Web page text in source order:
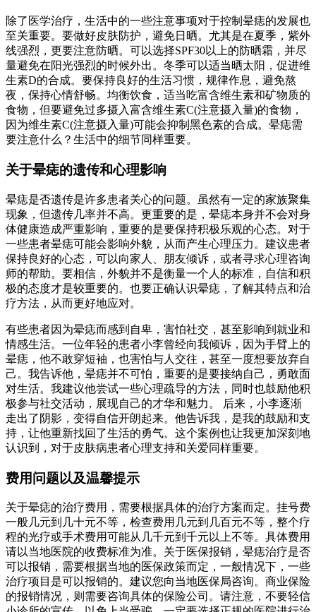
除了医学治疗，生活中的一些注意事项对于控制晕痣的发展也
至关重要。要做好皮肤防护，避免日晒。尤其是在夏季，紫外
线强烈，更要注意防晒。可以选择SPF30以上的防晒霜，并尽
量避免在阳光强烈的时候外出。冬季可以适当晒太阳，促进维
生素D的合成。要保持良好的生活习惯，规律作息，避免熬
夜，保持心情舒畅。均衡饮食，适当吃富含维生素和矿物质的
食物，但要避免过多摄入富含维生素C(注意摄入量)的食物，
因为维生素C(注意摄入量)可能会抑制黑色素的合成。晕痣需
要注意什么？生活中的细节同样重要。
关于晕痣的遗传和心理影响
晕痣是否遗传是许多患者关心的问题。虽然有一定的家族聚集
现象，但遗传几率并不高。更重要的是，晕痣本身并不会对身
体健康造成严重影响，重要的是要保持积极乐观的心态。对于
一些患者晕痣可能会影响外貌，从而产生心理压力。建议患者
保持良好的心态，可以向家人、朋友倾诉，或者寻求心理咨询
师的帮助。要相信，外貌并不是衡量一个人的标准，自信和积
极的态度才是较重要的。也要正确认识晕痣，了解其特点和治
疗方法，从而更好地应对。
有些患者因为晕痣而感到自卑，害怕社交，甚至影响到就业和
情感生活。一位年轻的患者小李曾经向我倾诉，因为手臂上的
晕痣，他不敢穿短袖，也害怕与人交往，甚至一度想要放弃自
己。我告诉他，晕痣并不可怕，重要的是要接纳自己，勇敢面
对生活。我建议他尝试一些心理疏导的方法，同时也鼓励他积
极参与社交活动，展现自己的才华和魅力。 后来，小李逐渐
走出了阴影，变得自信开朗起来。他告诉我，是我的鼓励和支
持，让他重新找回了生活的勇气。这个案例也让我更加深刻地
认识到，对于皮肤病患者心理支持和关爱同样重要。
费用问题以及温馨提示
关于晕痣的治疗费用，需要根据具体的治疗方案而定。挂号费
一般几元到几十元不等，检查费用几元到几百元不等，整个疗
程的光疗或手术费用可能从几千元到千元以上不等。具体费用
请以当地医院的收费标准为准。关于医保报销，晕痣治疗是否
可以报销，需要根据当地的医保政策而定，一般情况下，一些
治疗项目是可以报销的。建议您向当地医保局咨询。商业保险
的报销情况，则需要咨询具体的保险公司。请注意，不要轻信